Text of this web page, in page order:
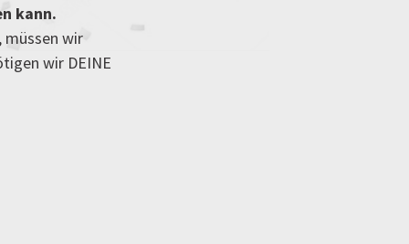
kann.
wir
wir DEINE